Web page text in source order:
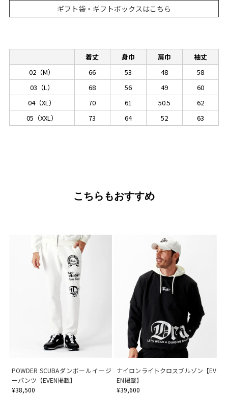
ギフト袋・ギフトボックスはこちら
着丈 身巾 肩巾
袖丈
02（M）
66 53 48
58
03（L）
68 56 49
60
04（XL）
70 61 50.5
62
05（XXL）
73 64 52 63
こちらもおすすめ
POWDER SCUBAダンボールイージ
ーパンツ【EVEN掲載】
¥38,500
ナイロンライトクロスブルゾン【EV
EN掲載】
¥39,600